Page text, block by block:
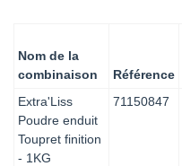
Nom de la
combinaison
Référence
Extra'Liss
Poudre enduit
Toupret finition
- 1KG
71150847